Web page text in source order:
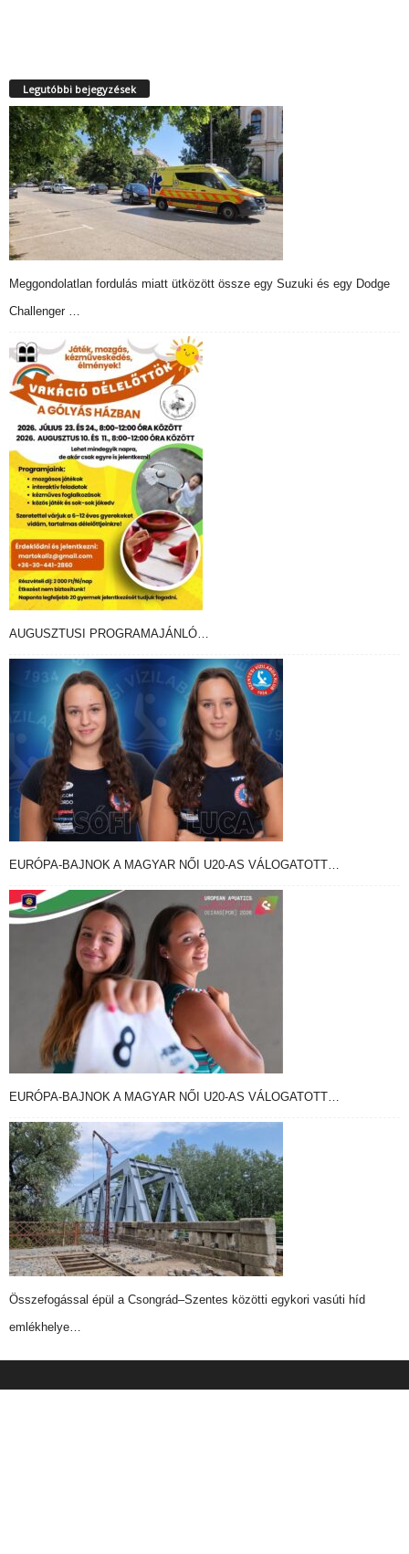
Legutóbbi bejegyzések
Meggondolatlan fordulás miatt ütközött össze egy Suzuki és egy Dodge
Challenger …
AUGUSZTUSI PROGRAMAJÁNLÓ…
EURÓPA-BAJNOK A MAGYAR NŐI U20-AS VÁLOGATOTT…
EURÓPA-BAJNOK A MAGYAR NŐI U20-AS VÁLOGATOTT…
Összefogással épül a Csongrád–Szentes közötti egykori vasúti híd
emlékhelye…